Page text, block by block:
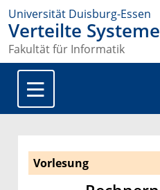
Universität Duisburg-Essen
Verteilte Systeme
Fakultät für Informatik
Vorlesung